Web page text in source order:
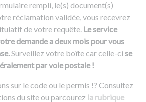
rempli, le(s) document(s)
réclamation validée, vous recevrez
de votre requête. Le service
demande a deux mois pour vous
Surveillez votre boîte car celle-ci se
par voie postale !
sur le code ou le permis !? Consultez
du site ou parcourez la rubrique